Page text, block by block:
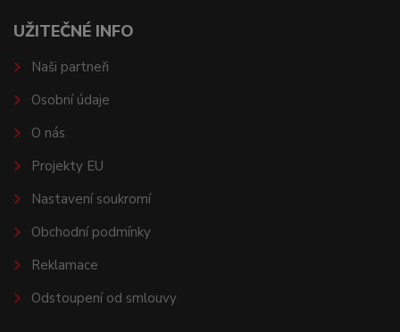
UŽITEČNÉ INFO
Naši partneři
Osobní údaje
O nás
Projekty EU
Nastavení soukromí
Obchodní podmínky
Reklamace
Odstoupení od smlouvy